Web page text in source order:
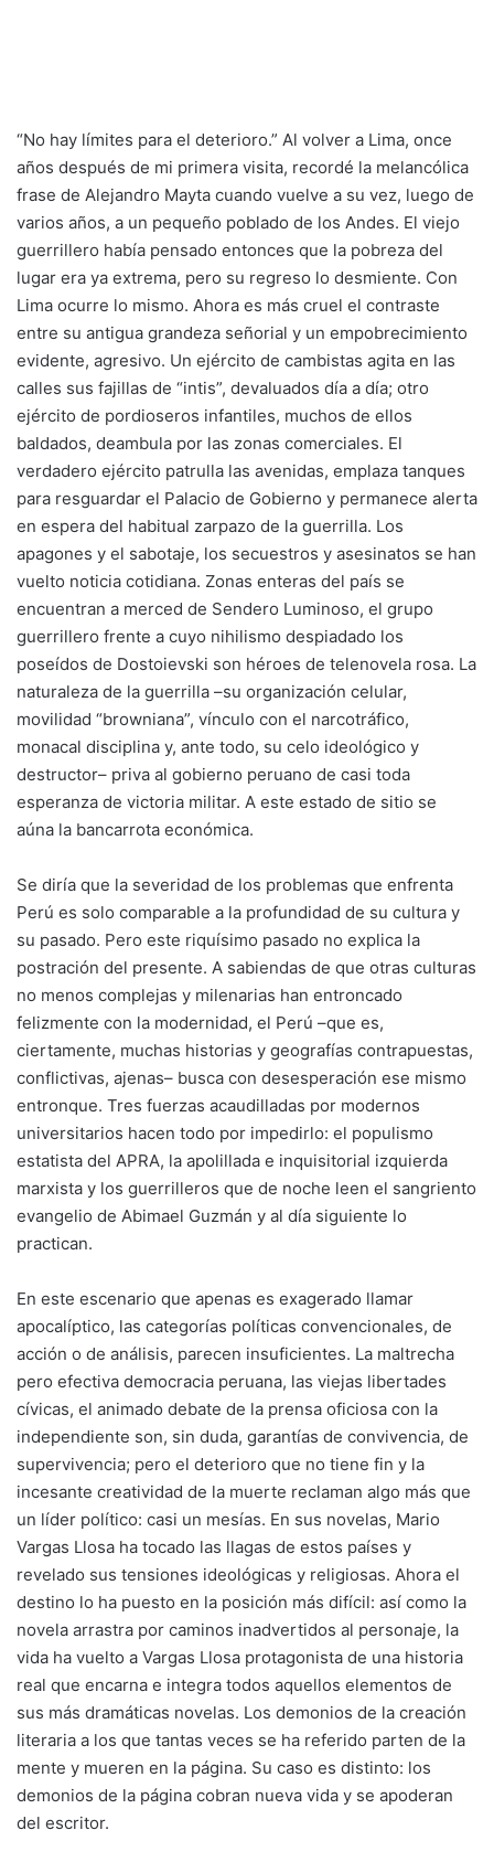
“No hay límites para el deterioro.” Al volver a Lima, once
años después de mi primera visita, recordé la melancólica
frase de Alejandro Mayta cuando vuelve a su vez, luego de
varios años, a un pequeño poblado de los Andes. El viejo
guerrillero había pensado entonces que la pobreza del
lugar era ya extrema, pero su regreso lo desmiente. Con
Lima ocurre lo mismo. Ahora es más cruel el contraste
entre su antigua grandeza señorial y un empobrecimiento
evidente, agresivo. Un ejército de cambistas agita en las
calles sus fajillas de “intis”, devaluados día a día; otro
ejército de pordioseros infantiles, muchos de ellos
baldados, deambula por las zonas comerciales. El
verdadero ejército patrulla las avenidas, emplaza tanques
para resguardar el Palacio de Gobierno y permanece alerta
en espera del habitual zarpazo de la guerrilla. Los
apagones y el sabotaje, los secuestros y asesinatos se han
vuelto noticia cotidiana. Zonas enteras del país se
encuentran a merced de Sendero Luminoso, el grupo
guerrillero frente a cuyo nihilismo despiadado los
poseídos de Dostoievski son héroes de telenovela rosa. La
naturaleza de la guerrilla –su organización celular,
movilidad “browniana”, vínculo con el narcotráfico,
monacal disciplina y, ante todo, su celo ideológico y
destructor– priva al gobierno peruano de casi toda
esperanza de victoria militar. A este estado de sitio se
aúna la bancarrota económica.
Se diría que la severidad de los problemas que enfrenta
Perú es solo comparable a la profundidad de su cultura y
su pasado. Pero este riquísimo pasado no explica la
postración del presente. A sabiendas de que otras culturas
no menos complejas y milenarias han entroncado
felizmente con la modernidad, el Perú –que es,
ciertamente, muchas historias y geografías contrapuestas,
conflictivas, ajenas– busca con desesperación ese mismo
entronque. Tres fuerzas acaudilladas por modernos
universitarios hacen todo por impedirlo: el populismo
estatista del APRA, la apolillada e inquisitorial izquierda
marxista y los guerrilleros que de noche leen el sangriento
evangelio de Abimael Guzmán y al día siguiente lo
practican.
En este escenario que apenas es exagerado llamar
apocalíptico, las categorías políticas convencionales, de
acción o de análisis, parecen insuficientes. La maltrecha
pero efectiva democracia peruana, las viejas libertades
cívicas, el animado debate de la prensa oficiosa con la
independiente son, sin duda, garantías de convivencia, de
supervivencia; pero el deterioro que no tiene fin y la
incesante creatividad de la muerte reclaman algo más que
un líder político: casi un mesías. En sus novelas, Mario
Vargas Llosa ha tocado las llagas de estos países y
revelado sus tensiones ideológicas y religiosas. Ahora el
destino lo ha puesto en la posición más difícil: así como la
novela arrastra por caminos inadvertidos al personaje, la
vida ha vuelto a Vargas Llosa protagonista de una historia
real que encarna e integra todos aquellos elementos de
sus más dramáticas novelas. Los demonios de la creación
literaria a los que tantas veces se ha referido parten de la
mente y mueren en la página. Su caso es distinto: los
demonios de la página cobran nueva vida y se apoderan
del escritor.